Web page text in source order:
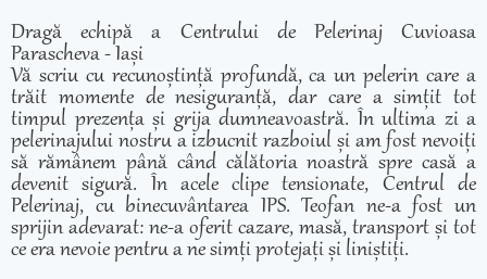
Dragă echipă a Centrului de Pelerinaj Cuvioasa
Parascheva - Iași
Vă scriu cu recunoștință profundă, ca un pelerin care a
trăit momente de nesiguranță, dar care a simțit tot
timpul prezența și grija dumneavoastră. În ultima zi a
pelerinajului nostru a izbucnit razboiul și am fost nevoiți
să rămânem până când călătoria noastră spre casă a
devenit sigură. În acele clipe tensionate, Centrul de
Pelerinaj, cu binecuvântarea IPS. Teofan ne-a fost un
sprijin adevarat: ne-a oferit cazare, masă, transport și tot
ce era nevoie pentru a ne simți protejați și liniștiți.